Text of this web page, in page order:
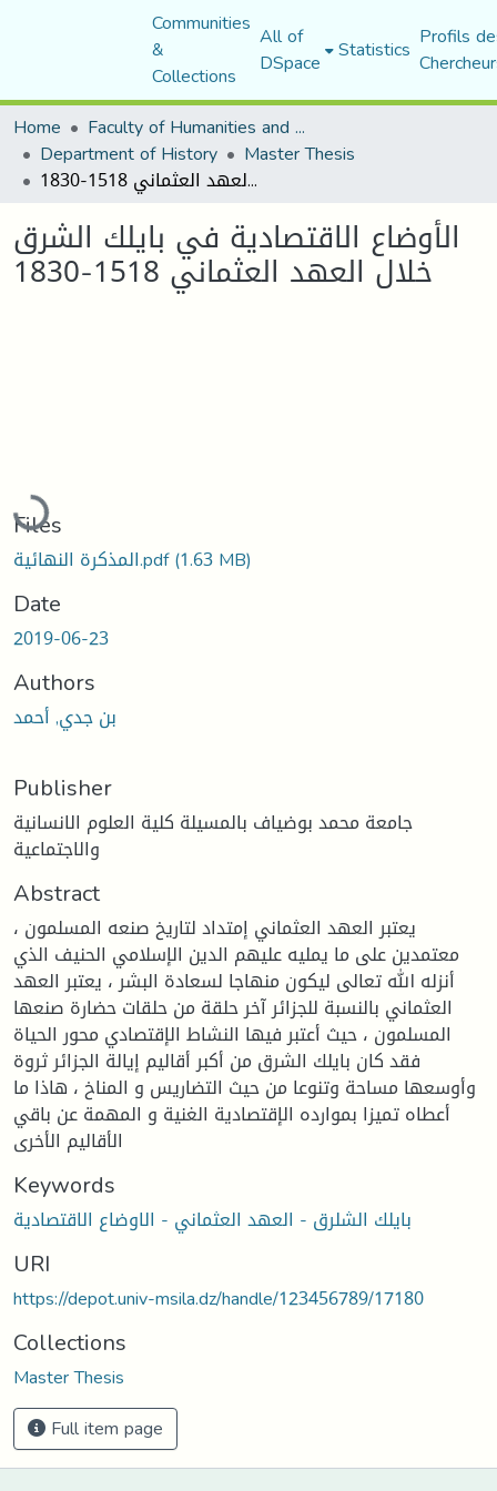
Communities
&
Collections
All of
DSpace Statistics Profils
Home
Faculty of Humanities and Social Sciences
Department of History Master Thesis
الأوضاع الاقتصادية في بايلك الشرق خلال العهد العثماني 1518-1830
الأوضاع الاقتصادية في بايلك الشرق
خلال العهد العثماني 1518-1830
Loading...
Files
المذكرة النهائية.pdf(1.63 MB)
Date
2019-06-23
Authors
بن جدي, أحمد
Publisher
جامعة محمد بوضياف بالمسيلة كلية العلوم الانسانية
والاجتماعية
Abstract
يعتبر العهد العثماني إمتداد لتاريخ صنعه المسلمون ،
معتمدين على ما يمليه عليهم الدين الإسلامي الحنيف الذي
أنزله الله تعالى ليكون منهاجا لسعادة البشر ، يعتبر العهد
العثماني بالنسبة للجزائر آخر حلقة من حلقات حضارة صنعها
المسلمون ، حيث أعتبر فيها النشاط الإقتصادي محور الحياة
فقد كان بايلك الشرق من أكبر أقاليم إيالة الجزائر ثروة
وأوسعها مساحة وتنوعا من حيث التضاريس و المناخ ، هاذا ما
أعطاه تميزا بموارده الإقتصادية الغنية و المهمة عن باقي
الأقاليم الأخرى
Keywords
بايلك الشلرق - العهد العثماني - الاوضاع الاقتصادية
URI
https://depot.univ-msila.dz/handle/123456789/17180
Collections
Master Thesis
Full item page